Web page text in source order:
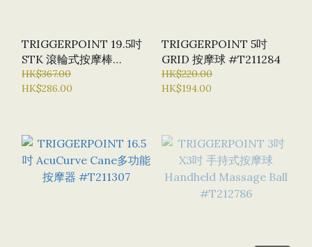
TRIGGERPOINT 19.5吋
STK 滾輪式按摩棒
#T211277
HK$367.00
HK$286.00
TRIGGERPOINT 5吋
GRID 按摩球 #T211284
HK$220.00
HK$194.00